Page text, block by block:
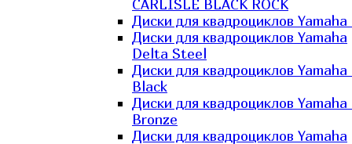
CARLISLE BLACK ROCK
Диски для квадроциклов Yamaha
Диски для квадроциклов Yamaha
Delta Steel
Диски для квадроциклов
Black
Диски для квадроциклов
Bronze
Диски для квадроциклов Yamaha